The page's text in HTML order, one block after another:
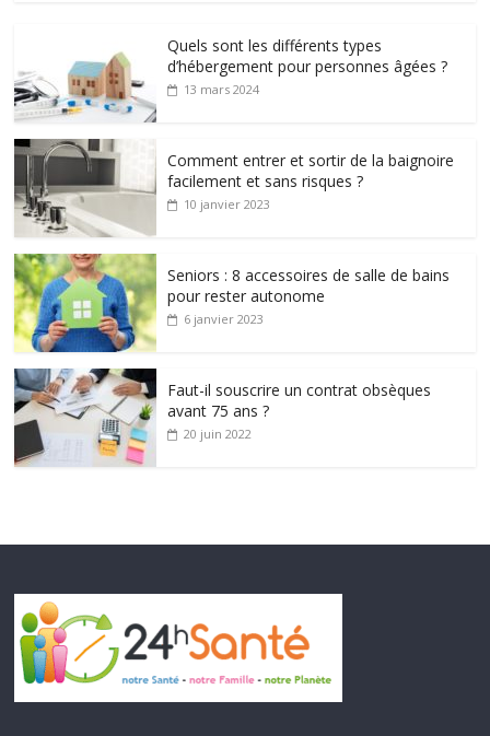
Quels sont les différents types
d’hébergement pour personnes âgées ?
13 mars 2024
Comment entrer et sortir de la baignoire
facilement et sans risques ?
10 janvier 2023
Seniors : 8 accessoires de salle de bains
pour rester autonome
6 janvier 2023
Faut-il souscrire un contrat obsèques
avant 75 ans ?
20 juin 2022